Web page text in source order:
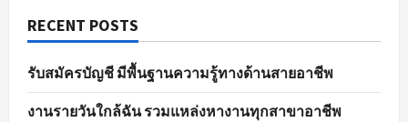
RECENT POSTS
รับสมัครบัญชี มีพื้นฐานความรู้ทางด้านสายอาชีพ
งานรายวันใกล้ฉัน รวมแหล่งหางานทุกสาขาอาชีพ